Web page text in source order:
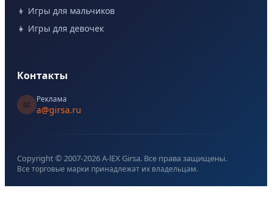
👦 Игры для мальчиков
👧 Игры для девочек
Контакты
📧
Реклама
a@girsa.ru
Copyright © 2007-2026A-lEX Girsa. Все права защищены.
Все торговые марки принадлежат их владельцам.